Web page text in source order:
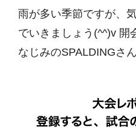
雨が多い季節ですが、
でいきましょう(^^)v 開
なじみのSPALDINGさ